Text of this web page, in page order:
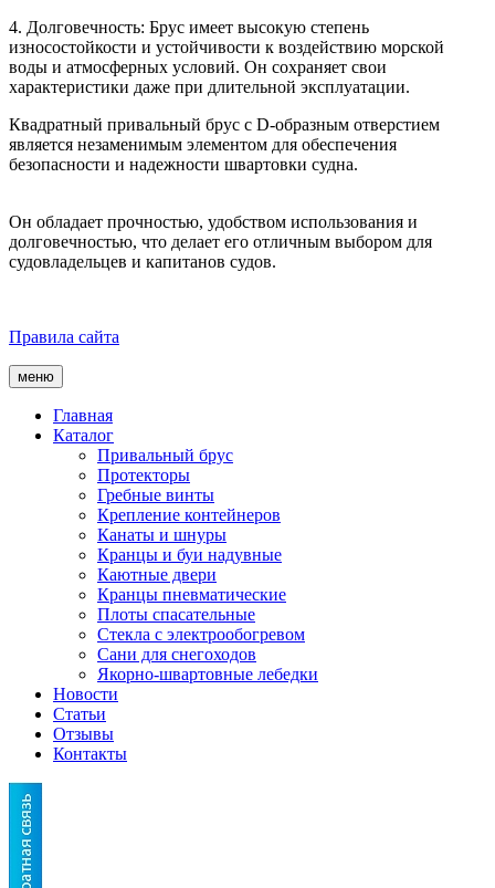
4. Долговечность: Брус имеет высокую степень
износостойкости и устойчивости к воздействию морской
воды и атмосферных условий. Он сохраняет свои
характеристики даже при длительной эксплуатации.
Квадратный привальный брус с D-образным отверстием
является незаменимым элементом для обеспечения
безопасности и надежности швартовки судна.
Он обладает прочностью, удобством использования и
долговечностью, что делает его отличным выбором для
судовладельцев и капитанов судов.
Правила сайта
меню
Главная
Каталог
Привальный брус
Протекторы
Гребные винты
Крепление контейнеров
Канаты и шнуры
Кранцы и буи надувные
Каютные двери
Кранцы пневматические
Плоты спасательные
Стекла с электрообогревом
Сани для снегоходов
Якорно-швартовные лебедки
Новости
Статьи
Отзывы
Контакты